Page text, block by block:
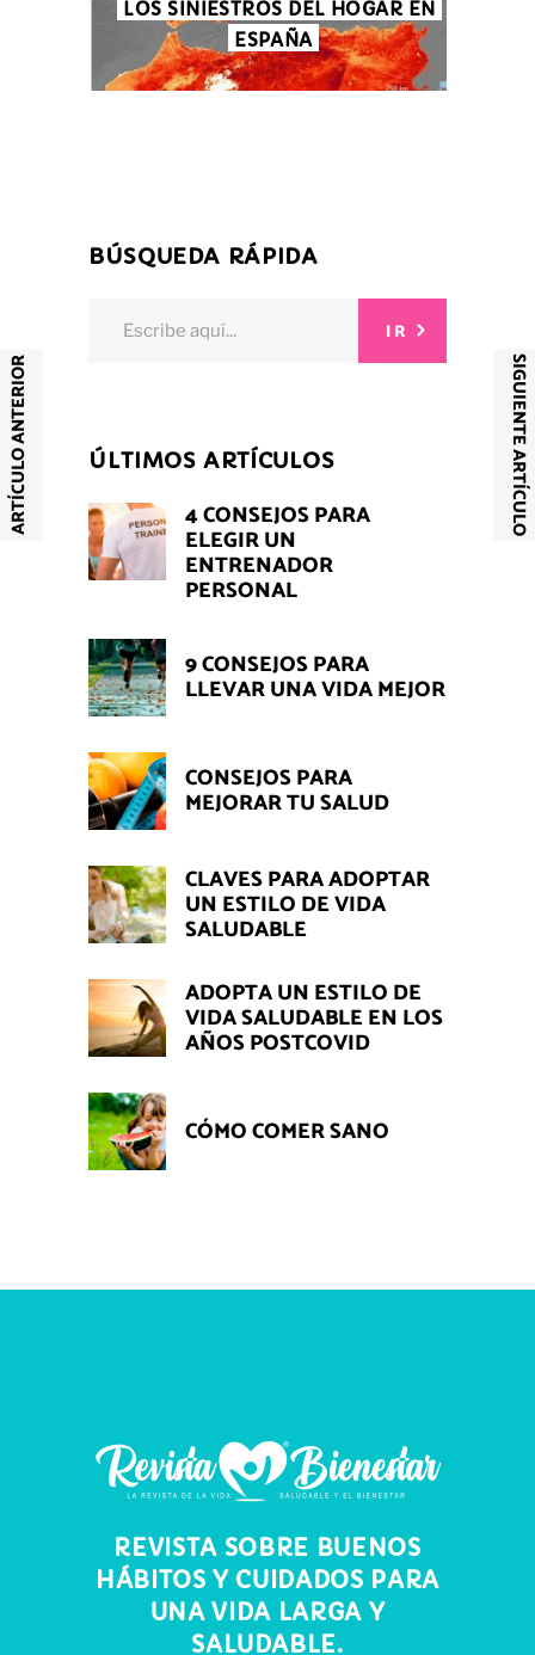
ARTÍCULO ANTERIOR SIGUIENTE ARTÍCULO
LOS SINIESTROS DEL HOGAR EN
ESPAÑA
BÚSQUEDA RÁPIDA
IR
ÚLTIMOS ARTÍCULOS
4 CONSEJOS PARA
ELEGIR UN
ENTRENADOR
PERSONAL
9 CONSEJOS PARA
LLEVAR UNA VIDA MEJOR
CONSEJOS PARA
MEJORAR TU SALUD
CLAVES PARA ADOPTAR
UN ESTILO DE VIDA
SALUDABLE
ADOPTA UN ESTILO DE
VIDA SALUDABLE EN LOS
AÑOS POSTCOVID
CÓMO COMER SANO
REVISTA SOBRE BUENOS
HÁBITOS Y CUIDADOS PARA
UNA VIDA LARGA Y
SALUDABLE.